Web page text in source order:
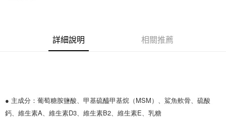
AFTEE先享後付
２．便利：只要手機號碼，簡訊認證，即可結帳。
３．安心：先確認商品／服務後，再付款。
運送方式
宅配
詳細說明 相關推薦
● 主成分：葡萄糖胺鹽酸、甲基硫醯甲基烷（MSM）、鯊魚軟骨、硫酸
鈣、維生素A、維生素D3、維生素B2、維生素E、乳糖